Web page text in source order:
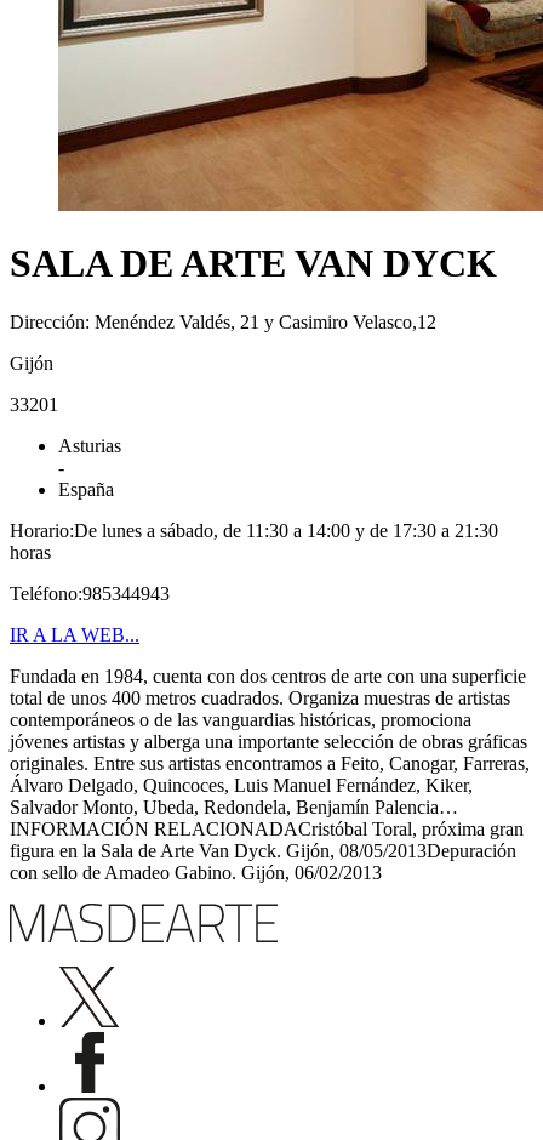
SALA DE ARTE VAN DYCK
Dirección: Menéndez Valdés, 21 y Casimiro Velasco,12
Gijón
33201
Asturias
-
España
Horario:De lunes a sábado, de 11:30 a 14:00 y de 17:30 a 21:30
horas
Teléfono:985344943
IR A LA WEB...
Fundada en 1984, cuenta con dos centros de arte con una superficie
total de unos 400 metros cuadrados. Organiza muestras de artistas
contemporáneos o de las vanguardias históricas, promociona
jóvenes artistas y alberga una importante selección de obras gráficas
originales. Entre sus artistas encontramos a Feito, Canogar, Farreras,
Álvaro Delgado, Quincoces, Luis Manuel Fernández, Kiker,
Salvador Monto, Ubeda, Redondela, Benjamín Palencia…
INFORMACIÓN RELACIONADACristóbal Toral, próxima gran
figura en la Sala de Arte Van Dyck. Gijón, 08/05/2013Depuración
con sello de Amadeo Gabino. Gijón, 06/02/2013